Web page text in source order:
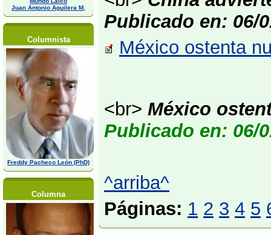
Juan Antonio Aguilera M,
Columnista
Freddy Pacheco León (PhD)
Columna
Publicado en: 06/
México ostenta
<br> México
Publicado en: 06/
^arriba^
Páginas: 1 2 3 4 5